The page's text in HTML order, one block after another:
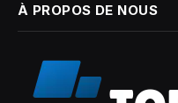
À PROPOS DE NOUS